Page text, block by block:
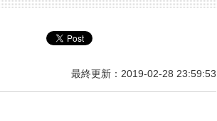
最終更新：2019-02-28 23:59:53